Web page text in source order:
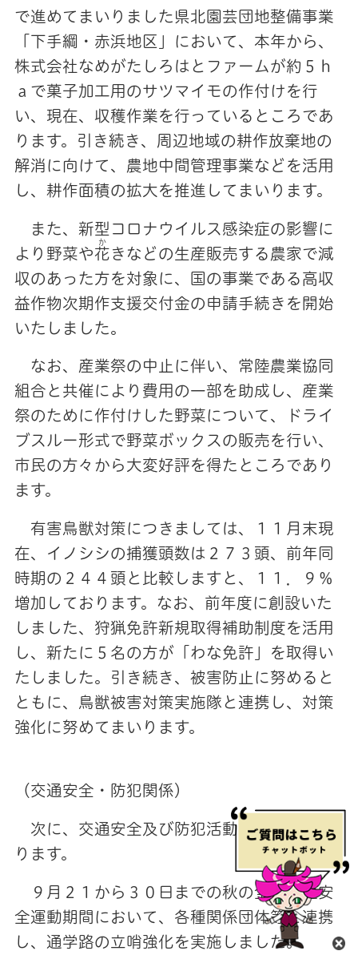
で進めてまいりました県北園芸団地整備事業
「下手綱・赤浜地区」において、本年から、
株式会社なめがたしろはとファームが約５ｈ
ａで菓子加工用のサツマイモの作付けを行
い、現在、収穫作業を行っているところであ
ります。引き続き、周辺地域の耕作放棄地の
解消に向けて、農地中間管理事業などを活用
し、耕作面積の拡大を推進してまいります。
また、新型コロナウイルス感染症の影響に
より野菜や花
か
きなどの生産販売する農家で減
収のあった方を対象に、国の事業である高収
益作物次期作支援交付金の申請手続きを開始
いたしました。
なお、産業祭の中止に伴い、常陸農業協同
組合と共催により費用の一部を助成し、産業
祭のために作付けした野菜について、ドライ
ブスルー形式で野菜ボックスの販売を行い、
市民の方々から大変好評を得たところであり
ます。
有害鳥獣対策につきましては、１１月末現
在、イノシシの捕獲頭数は２７３頭、前年同
時期の２４４頭と比較しますと、１１．９％
増加しております。なお、前年度に創設いた
しました、狩猟免許新規取得補助制度を活用
し、新たに５名の方が「わな免許」を取得い
たしました。引き続き、被害防止に努めると
ともに、鳥獣被害対策実施隊と連携し、対策
強化に努めてまいります。
（交通安全・防犯関係）
次に、交通安全及び防犯活動についてであ
ります。
９月２１から３０日までの秋の全国交通安
全運動期間において、各種関係団体等と連携
し、通学路の立哨強化を実施しました。